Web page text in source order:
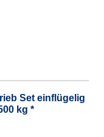
Set einflügelig
kg *